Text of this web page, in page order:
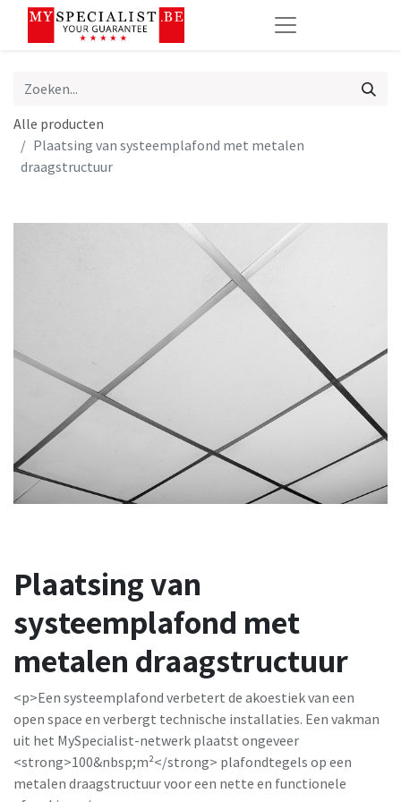
Alle producten
Plaatsing van systeemplafond met metalen
draagstructuur
Plaatsing van
systeemplafond met
metalen draagstructuur
<p>Een systeemplafond verbetert de akoestiek van een
open space en verbergt technische installaties. Een vakman
uit het MySpecialist-netwerk plaatst ongeveer
<strong>100&nbsp;m²</strong> plafondtegels op een
metalen draagstructuur voor een nette en functionele